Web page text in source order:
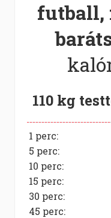
futball,
110 kg
1 perc:
5 perc:
10 perc:
15 perc:
30 perc:
45 perc: